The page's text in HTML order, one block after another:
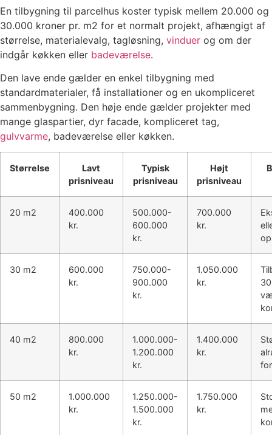
En tilbygning til parcelhus koster typisk mellem 20.000 og
30.000 kroner pr. m2 for et normalt projekt, afhængigt af
størrelse, materialevalg, tagløsning, vinduer og om der
indgår køkken eller badeværelse.
Den lave ende gælder en enkel tilbygning med
standardmaterialer, få installationer og en ukompliceret
sammenbygning. Den høje ende gælder projekter med
mange glaspartier, dyr facade, kompliceret tag,
gulvvarme, badeværelse eller køkken.
Størrelse
Lavt
prisniveau
Typisk
prisniveau
Højt
prisniveau
20 m2
400.000
kr.
500.000-
600.000
kr.
700.000
kr.
30 m2
600.000
kr.
750.000-
900.000
kr.
1.050.000
kr.
40 m2
800.000
kr.
1.000.000-
1.200.000
kr.
1.400.000
kr.
50 m2
1.000.000
kr.
1.250.000-
1.500.000
kr.
1.750.000
kr.